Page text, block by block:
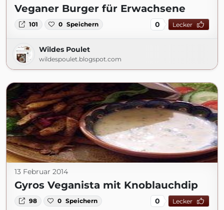
Veganer Burger für Erwachsene
101 0 Speichern 0 Lecker
Wildes Poulet
wildespoulet.blogspot.com
13 Februar 2014
Gyros Veganista mit Knoblauchdip
98 0 Speichern 0 Lecker